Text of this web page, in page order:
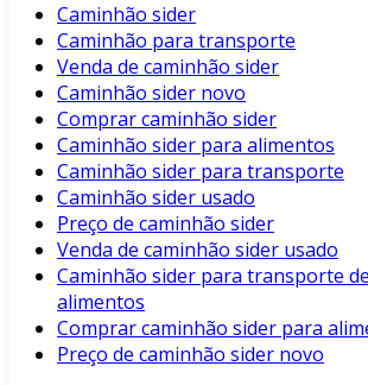
Caminhão sider
Caminhão para transporte
Venda de caminhão sider
Caminhão sider novo
Comprar caminhão sider
Caminhão sider para alimentos
Caminhão sider para transporte
Caminhão sider usado
Preço de caminhão sider
Venda de caminhão sider usado
Caminhão sider para transporte de
alimentos
Comprar caminhão sider para
Preço de caminhão sider novo